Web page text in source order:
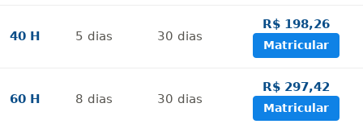
40 H 5 dias 30 dias
R$ 198,26
Matricular
60 H 8 dias 30 dias
R$ 297,42
Matricular